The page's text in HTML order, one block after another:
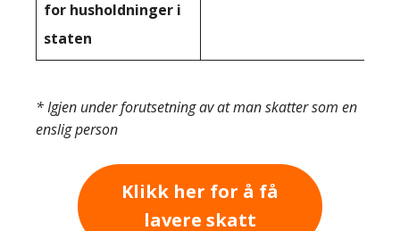
for husholdninger i
staten
* Igjen under forutsetning av at man skatter som en
enslig person
Klikk her for å få
lavere skatt